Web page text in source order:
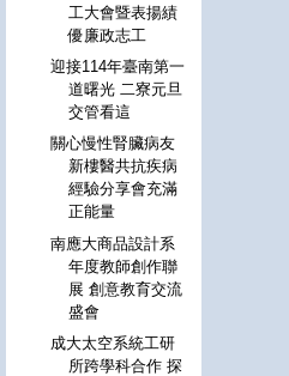
工大會暨表揚績
優廉政志工
迎接114年臺南第一
道曙光 二寮元旦
交管看這
關心慢性腎臟病友
新樓醫共抗疾病
經驗分享會充滿
正能量
南應大商品設計系
年度教師創作聯
展 創意教育交流
盛會
成大太空系統工研
所跨學科合作 探